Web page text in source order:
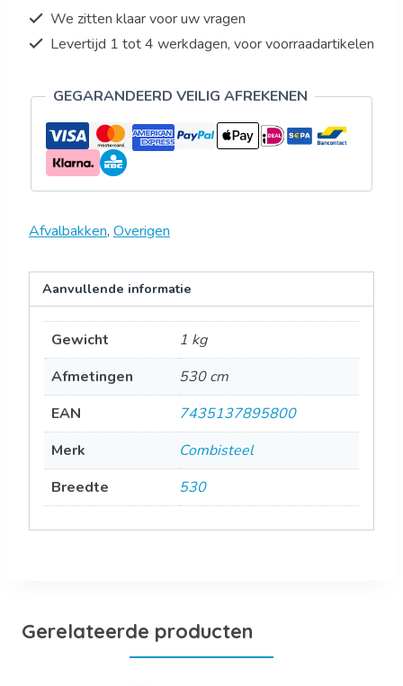
We zitten klaar voor uw vragen
Levertijd 1 tot 4 werkdagen, voor voorraadartikelen
GEGARANDEERD VEILIG AFREKENEN
Afvalbakken, Overigen
Aanvullende informatie
Gewicht
1 kg
Afmetingen
530 cm
EAN
7435137895800
Merk
Combisteel
Breedte
530
Gerelateerde producten